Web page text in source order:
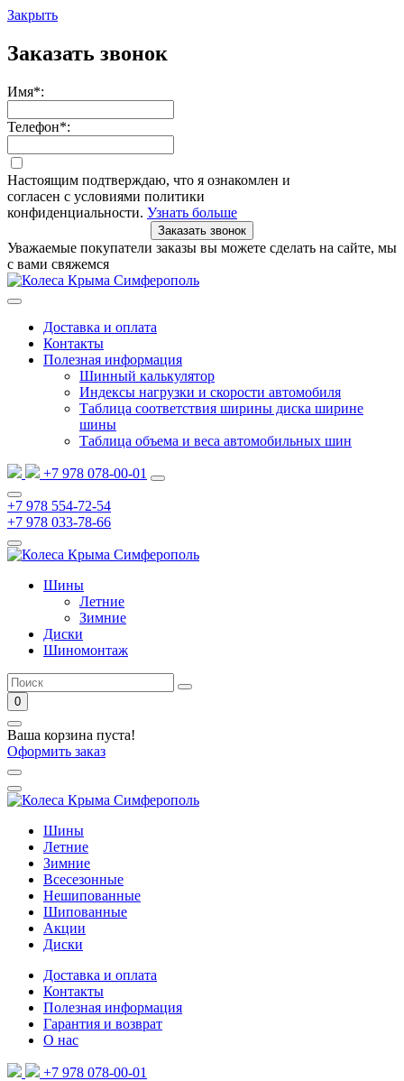
Закрыть
Заказать звонок
Имя*:
Телефон*:
Настоящим подтверждаю, что я ознакомлен и
согласен с условиями политики
конфиденциальности. Узнать больше
Заказать звонок
Уважаемые покупатели заказы вы можете сделать на сайте, мы
с вами свяжемся
Доставка и оплата
Контакты
Полезная информация
Шинный калькулятор
Индексы нагрузки и скорости автомобиля
Таблица соответствия ширины диска ширине
шины
Таблица объема и веса автомобильных шин
+7 978 078-00-01
+7 978 554-72-54
+7 978 033-78-66
Шины
Летние
Зимние
Диски
Шиномонтаж
0
Ваша корзина пуста!
Оформить заказ
Шины
Летние
Зимние
Всесезонные
Нешипованные
Шипованные
Акции
Диски
Доставка и оплата
Контакты
Полезная информация
Гарантия и возврат
О нас
+7 978 078-00-01